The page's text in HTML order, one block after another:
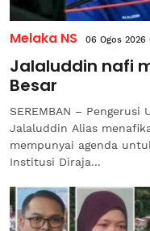
Melaka NS 06 Ogos 2026
Jalaluddin nafi
Besar
SEREMBAN – Pengerusi
Jalaluddin Alias
mempunyai agenda
Institusi Diraja...